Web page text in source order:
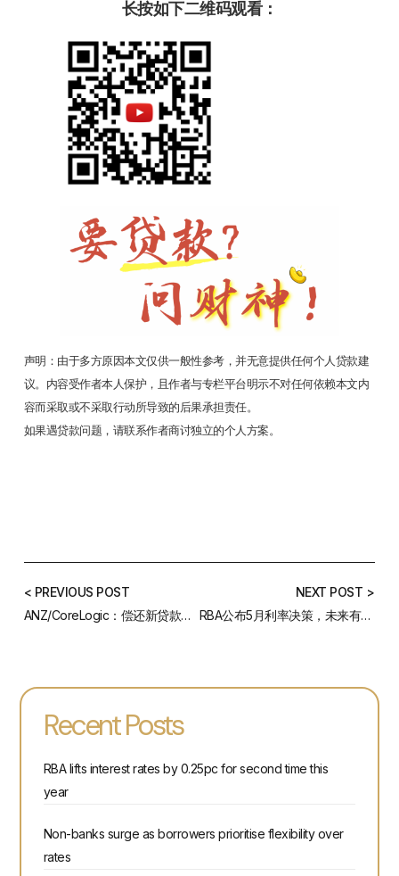
长按如下二维码观看：
声明：由于多方原因本文仅供一般性参考，并无意提供任何个人贷款建
议。内容受作者本人保护，且作者与专栏平台明示不对任何依赖本文内
容而采取或不采取行动所导致的后果承担责任。
如果遇贷款问题，请联系作者商讨独立的个人方案。
< PREVIOUS POST
ANZ/CoreLogic：偿还新贷款几乎需要一半的收入
NEXT POST >
RBA公布5月利率决策，未来有可能进一步加息
Recent Posts
RBA lifts interest rates by 0.25pc for second time this
year
Non-banks surge as borrowers prioritise flexibility over
rates